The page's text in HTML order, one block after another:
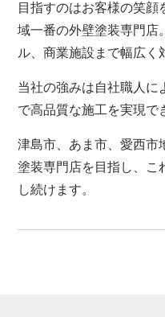
目指すのはお客様の笑
域一番の外壁塗装専門店
ル、商業施設まで幅広く
当社の強みは自社職人に
で高品質な施工を実現で
津島市、あま市、愛西市
塗装専門店を目指し、こ
し続けます。